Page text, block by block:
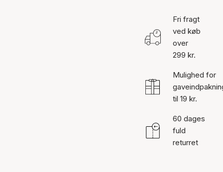
Fri fragt
ved køb
over
299 kr.
Mulighed for
til 19 kr.
60 dages
fuld
returret